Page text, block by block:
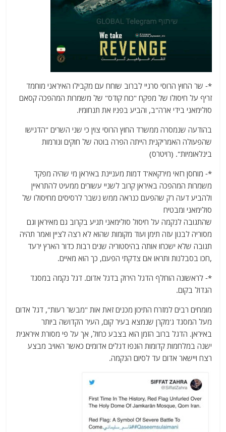
*- שר החוץ הרוסי סרגיי לברוב שוחח עם מקבילו האיראני מוחמד
זריף על חיסולו של מפקח "כוח קודס" של משמרות המהפכה קסאם
סולימאני בידי ארה"ב, והביע בפניו את תנחומיו.
בהודעה שנמסרה ממשרד החוץ הרוסי צוין כי שני השרים "הדגישו
שהפעולה האמריקנית הייתה הפרה בוטה של חוקים ונורמות
בינלאומיות". (רויטרס)
*- מוחסן רזאי מירקאא'ד דמות מעניינת באיראן מי שהיה מפקד
משמרות המהפכה באיראן קרוב לשניי עשורים ממעיט להתראיין
ולהביע דעה רק שהפעם כנראה ממש נשבר לרסיסים מחיסולו של
סולימאני ומבטיח
שהתגובה לנקמה על חיסול סולימאני תגיע בקרוב גם מאיראן וגם
מסוריה לבנון עזה תימן ועוד מקומות שהוא לא רצה לציין ואמר תהיה
תגובה שלא ישכחו אותה בהיסטוריה שנים רבות כדור הארץ ירעד
,חכו בסבלנות ותראו אם צדקתי הפעם, כך הוא מאיים.
*- לראשונה הוחלף הדגל הירוק בדגל אדום. דגל נקמה במסגד
הגדול בקום.
מומחים רבים למזרח התיכון מכנים זאת אות "מבשר רעות", דגל אדום
מעל המסגד ג'מקרן שנמצא בעיר קום, העיר הקדושה ביותר
באיראן. הדגל ברוב הזמן הוא בצבע כחול, אך על פי מסורת איראנית
ישנה במלחמות קדומות הונפו דגלים אדומים כאשר האויב מבצע
רצח ויישאר אדום עד לסיום הנקמה.